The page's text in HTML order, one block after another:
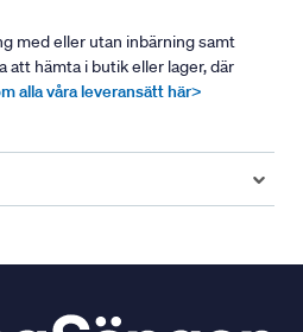
med eller utan inbärning samt
att hämta i butik eller lager, där
alla våra leveransätt här>